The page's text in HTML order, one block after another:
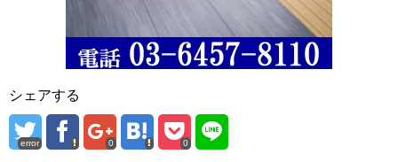
シェアする
error 0 0